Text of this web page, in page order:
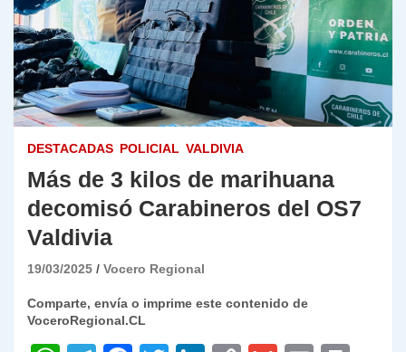
DESTACADAS POLICIAL VALDIVIA
Más de 3 kilos de marihuana
decomisó Carabineros del OS7
Valdivia
19/03/2025 Vocero Regional
Comparte, envía o imprime este contenido de
VoceroRegional.CL